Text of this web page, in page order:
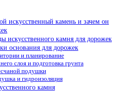
искусственный камень и зачем он
искусственного камня для дорожек
основания для дорожек
и планирование
слоя и подготовка грунта
подушки
и гидроизоляция
камня